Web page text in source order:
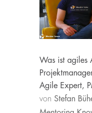
Was ist agiles
Agile Expert,
vonStefan